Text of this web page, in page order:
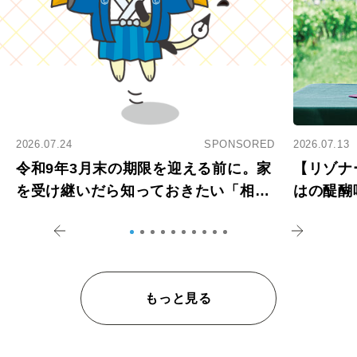
2026.07.24 SPONSORED
令和9年3月末の期限を迎える前に。家
を受け継いだら知っておきたい「相続
2026.07.13
【リゾ
はの醍
もっと見る